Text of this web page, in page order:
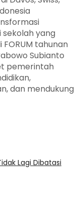
yang
tahunan
Subianto
pemerintah
dan mendukung
Lagi Dibatasi